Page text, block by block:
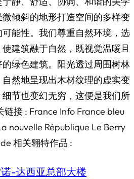
倾斜的地形打造空间的多样变
能性。我们尊重自然环境，选
建筑融于自然，既视觉温暖且
绿色建筑。阳光透过周围树林
然地呈现出木材纹理的虚实变
节也变幻无穷，这便是我们所
接 : France Info France bleu
nouvelle République Le Berry
相关翱特作品 :
-达西亚总部大楼